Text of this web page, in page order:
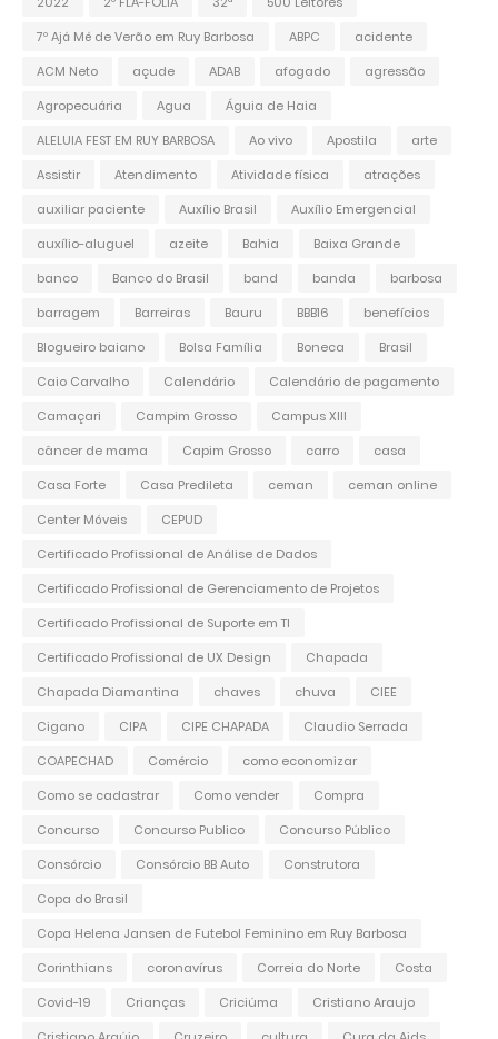
7º Ajá Mé de Verão em Ruy Barbosa
ABPC
acidente
ACM Neto
açude ADAB afogado
agressão
Agropecuária
Agua
Águia de Haia
ALELUIA FEST EM RUY BARBOSA
Ao vivo Apostila
arte
Assistir
Atendimento Atividade física
atrações
auxiliar paciente
Auxílio Brasil
Auxílio Emergencial
auxílio-aluguel
azeite Bahia
Baixa Grande
banco
Banco do Brasil band banda
barbosa
barragem
Barreiras Bauru BBB16
benefícios
Blogueiro baiano
Bolsa Família Boneca
Brasil
Caio Carvalho
Calendário
Calendário de pagamento
Camaçari
Campim Grosso
Campus XIII
câncer de mama
Capim Grosso carro
casa
Casa Forte
Casa Predileta ceman
ceman online
Center Móveis
CEPUD
Certificado Profissional de Análise de Dados
Certificado Profissional de Gerenciamento de Projetos
Certificado Profissional de Suporte em TI
Certificado Profissional de UX Design
Chapada
Chapada Diamantina
chaves chuva
CIEE
Cigano
CIPA CIPE CHAPADA
Claudio Serrada
COAPECHAD
Comércio
como economizar
Como se cadastrar
Como vender
Compra
Concurso
Concurso Publico
Concurso Público
Consórcio
Consórcio BB Auto
Construtora
Copa do Brasil
Copa Helena Jansen de Futebol Feminino em Ruy Barbosa
Corinthians
coronavírus Correia do Norte
Costa
Covid-19
Crianças Criciúma
Cristiano Araujo